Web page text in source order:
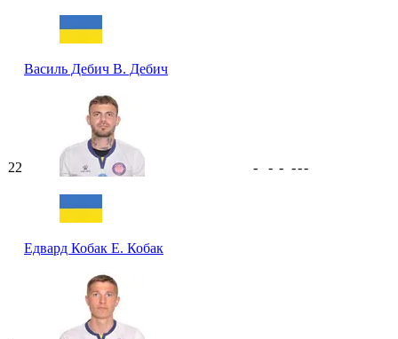
Василь Дебич В. Дебич
22
Едвард Кобак Е. Кобак
- - - ---